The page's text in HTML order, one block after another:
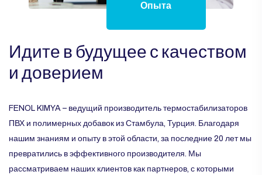
Опыта
Идите в будущее с качеством
и доверием
FENOL KIMYA – ведущий производитель термостабилизаторов
ПВХ и полимерных добавок из Стамбула, Турция. Благодаря
нашим знаниям и опыту в этой области, за последние 20 лет мы
превратились в эффективного производителя. Мы
рассматриваем наших клиентов как партнеров, с которыми